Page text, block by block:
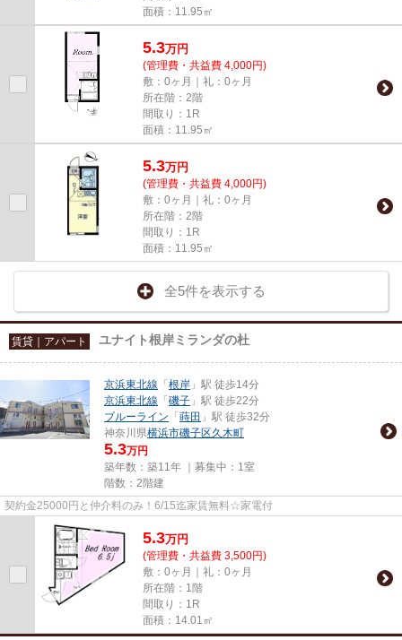
面積：11.95㎡
5.3万円
(管理費・共益費 4,000円)
敷：0ヶ月｜礼：0ヶ月
所在階：2階
間取り：1R
面積：11.95㎡
5.3万円
(管理費・共益費 4,000円)
敷：0ヶ月｜礼：0ヶ月
所在階：2階
間取り：1R
面積：11.95㎡
全5件を表示する
賃貸｜アパート ユナイト根岸ミランダの杜
京浜東北線 「 根岸 」駅 徒歩14分
京浜東北線 「 磯子 」駅 徒歩22分
ブルーライン 「 蒔田 」駅 徒歩32分
神奈川県横浜市磯子区久木町
5.3万円
築年数：築11年 ｜募集中： 1室
階数：2階建
契約金25000円と仲介料のみ！6/15迄家賃無料☆家電付
5.3万円
(管理費・共益費 3,500円)
敷：0ヶ月｜礼：0ヶ月
所在階：1階
間取り：1R
面積：14.01㎡